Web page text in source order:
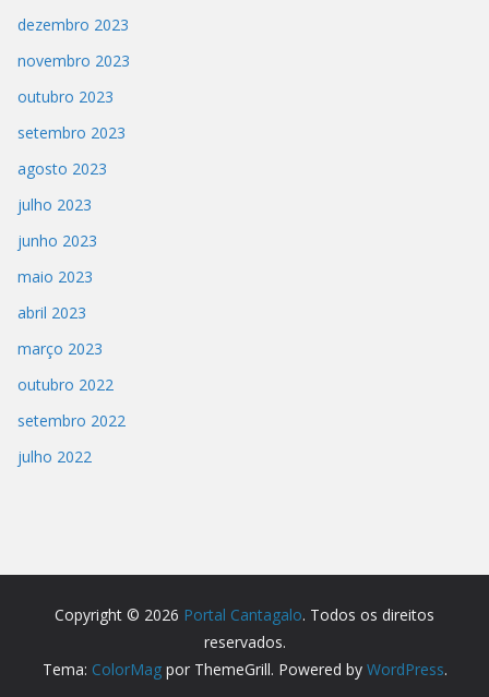
dezembro 2023
novembro 2023
outubro 2023
setembro 2023
agosto 2023
julho 2023
junho 2023
maio 2023
abril 2023
março 2023
outubro 2022
setembro 2022
julho 2022
Copyright © 2026 Portal Cantagalo. Todos os direitos
reservados.
Tema: ColorMagpor ThemeGrill. Powered by WordPress.